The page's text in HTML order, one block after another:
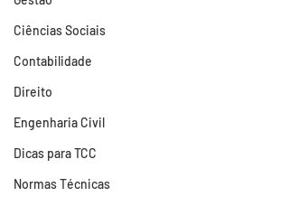
Ciências Sociais
Contabilidade
Direito
Engenharia Civil
Dicas para TCC
Normas Técnicas